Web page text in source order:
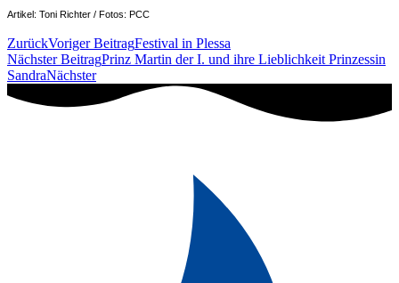
Artikel: Toni Richter / Fotos: PCC
ZurückVoriger BeitragFestival in Plessa
Nächster BeitragPrinz Martin der I. und ihre Lieblichkeit Prinzessin
SandraNächster